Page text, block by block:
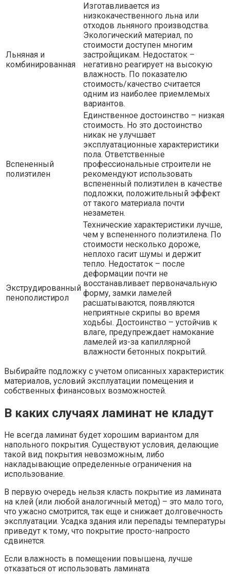
Льняная и
комбинированная
Изготавливается из
низкокачественного льна или
отходов льняного производства.
Экологический материал, по
стоимости доступен многим
застройщикам. Недостаток –
негативно реагирует на высокую
влажность. По показателю
стоимость/качество считается
одним из наиболее приемлемых
вариантов.
Вспененный
полиэтилен
Единственное достоинство – низкая
стоимость. Но это достоинство
никак не улучшает
эксплуатационные характеристики
пола. Ответственные
профессиональные строители не
рекомендуют использовать
вспененный полиэтилен в качестве
подложки, положительный эффект
от такого материала почти
незаметен.
Экструдированный
пенополистирол
Технические характеристики лучше,
чем у вспененного полиэтилена. По
стоимости несколько дороже,
неплохо гасит шумы и держит
тепло. Недостаток – после
деформации почти не
восстанавливает первоначальную
форму, замки ламелей
расшатываются, появляются
неприятные скрипы во время
ходьбы. Достоинство – устойчив к
влаге, предупреждает намокание
ламелей из-за капиллярной
влажности бетонных покрытий.
Выбирайте подложку с учетом описанных характеристик
материалов, условий эксплуатации помещения и
собственных финансовых возможностей.
В каких случаях ламинат не кладут
Не всегда ламинат будет хорошим вариантом для
напольного покрытия. Существуют условия, делающие
такой вид покрытия невозможным, либо
накладывающие определенные ограничения на
использование.
В первую очередь нельзя класть покрытие из ламината
на клей (или любой аналогичный метод) – это мало того,
что ужасно смотрится, так еще и снижает долговечность
эксплуатации. Усадка здания или перепады температуры
приведут к тому, что покрытие просто-напросто
сдвинется.
Если влажность в помещении повышена, лучше
отказаться от использовать ламината